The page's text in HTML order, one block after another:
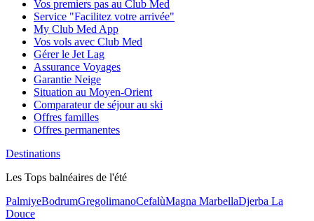
Vos premiers pas au Club Med
Service "Facilitez votre arrivée"
My Club Med App
Vos vols avec Club Med
Gérer le Jet Lag
Assurance Voyages
Garantie Neige
Situation au Moyen-Orient
Comparateur de séjour au ski
Offres familles
Offres permanentes
Destinations
Les Tops balnéaires de l'été
PalmiyeBodrumGregolimanoCefalùMagna MarbellaDjerba La
Douce